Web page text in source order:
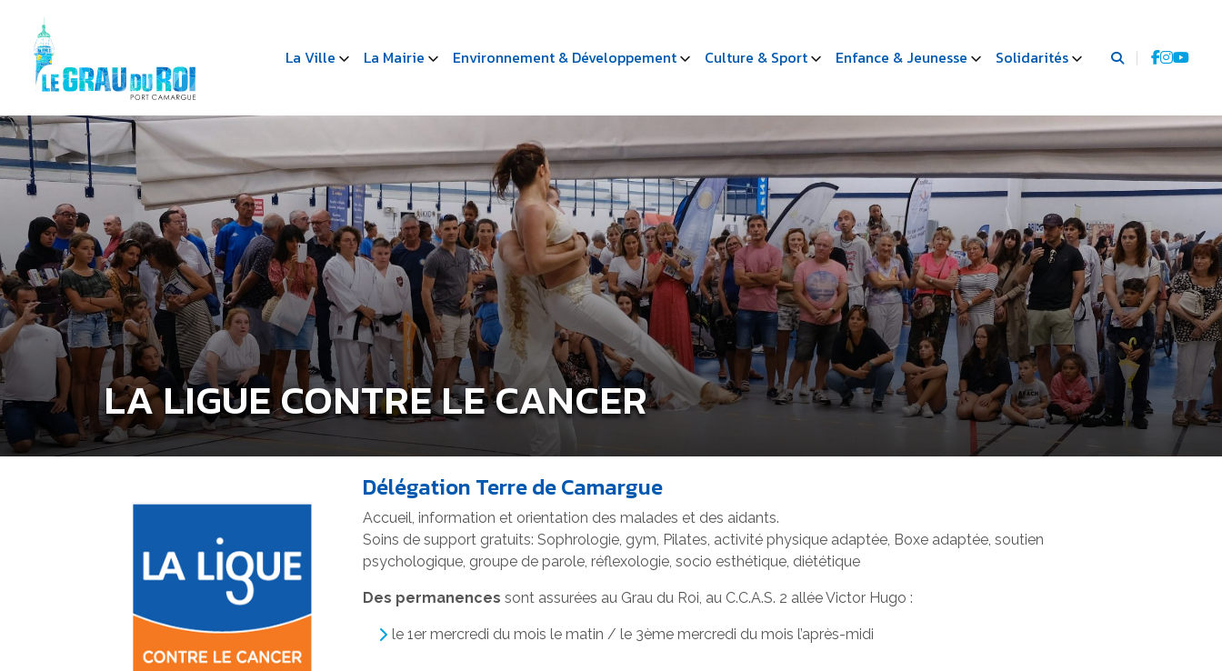
La Ville La Mairie Environnement & Développement Culture & Sport Enfance & Jeunesse Solidarités
LA LIGUE CONTRE LE CANCER
Délégation Terre de Camargue
Accueil, information et orientation des malades et des aidants.
Soins de support gratuits: Sophrologie, gym, Pilates, activité physique adaptée, Boxe adaptée, soutien
psychologique, groupe de parole, réflexologie, socio esthétique, diététique
Des permanences sont assurées au Grau du Roi, au C.C.A.S. 2 allée Victor Hugo :
le 1er mercredi du mois le matin / le 3ème mercredi du mois l’après-midi